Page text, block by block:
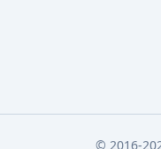
© 2016-